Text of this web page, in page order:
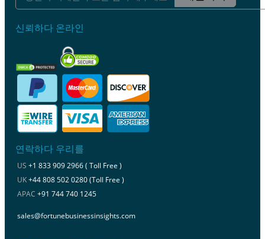
신뢰하다 온라인
연락하다 우리를
US +1 833 909 2966 ( Toll Free )
UK+44 808 502 0280 (Toll Free )
APAC +91 744 740 1245
sales@fortunebusinessinsights.com